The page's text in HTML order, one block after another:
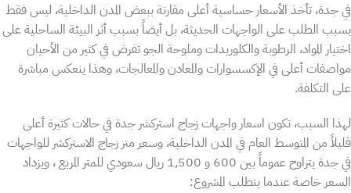
في جدة، تأخذ الأسعار حساسية أعلى مقارنة ببعض المدن الداخلية، ليس فقط
بسبب الطلب على الواجهات الحديثة، بل أيضاً بسبب أثر البيئة الساحلية على
اختيار المواد، الرطوبة والكلوريدات وملوحة الجو تفرض في كثير من الأحيان
مواصفات أعلى في الإكسسوارات والمعادن والمعالجات، وهذا ينعكس مباشرة
على التكلفة.
لهذا السبب، تكون اسعار واجهات زجاج استركشر جدة في حالات كثيرة أعلى
قليلاً من المتوسط العام في المدن الداخلية، وسعر متر زجاج الاستركشر للواجهات
في جدة يتراوح عموماً بين 600 و 1,500 ريال سعودي للمتر المربع ، ويزداد
السعر خاصة عندما يتطلب المشروع: